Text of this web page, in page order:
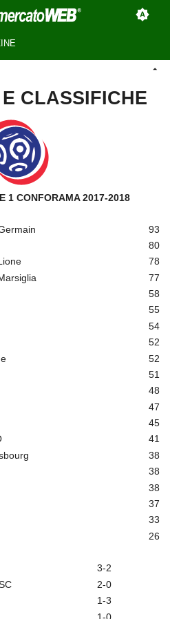
CLASSIFICHE
1 CONFORAMA 2017-2018
93
80
78
77
58
55
54
52
52
51
48
47
45
41
38
38
38
37
33
26
3-2
2-0
1-3
1-0